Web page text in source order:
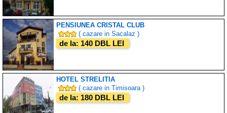
PENSIUNEA CRISTAL CLUB
( cazare in Sacalaz )
de la: 140 DBL LEI
HOTEL STRELITIA
( cazare in Timisoara )
de la: 180 DBL LEI